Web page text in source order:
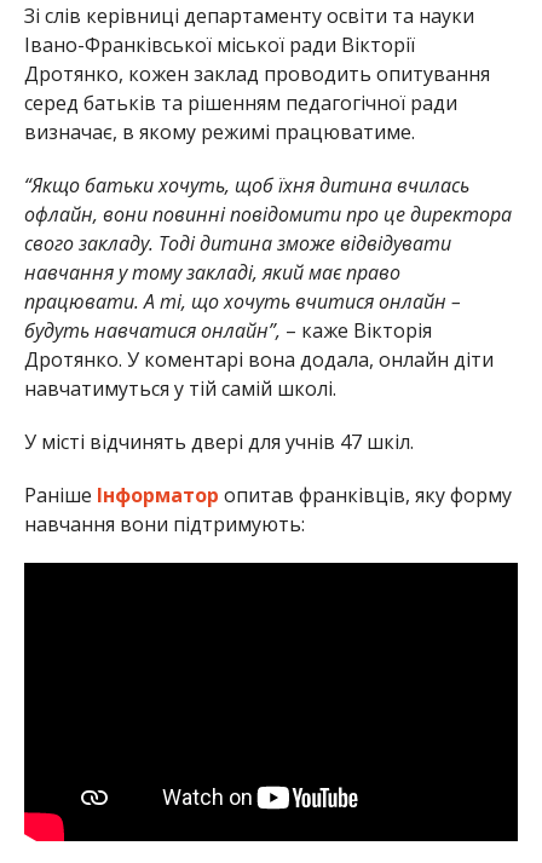
Зі слів керівниці департаменту освіти та науки
Івано-Франківської міської ради Вікторії
Дротянко, кожен заклад проводить опитування
серед батьків та рішенням педагогічної ради
визначає, в якому режимі працюватиме.
“Якщо батьки хочуть, щоб їхня дитина вчилась
офлайн, вони повинні повідомити про це директора
свого закладу. Тоді дитина зможе відвідувати
навчання у тому закладі, який має право
працювати. А ті, що хочуть вчитися онлайн –
будуть навчатися онлайн”, – каже Вікторія
Дротянко. У коментарі вона додала, онлайн діти
навчатимуться у тій самій школі.
У місті відчинять двері для учнів 47 шкіл.
Раніше Інформатор опитав франківців, яку форму
навчання вони підтримують: